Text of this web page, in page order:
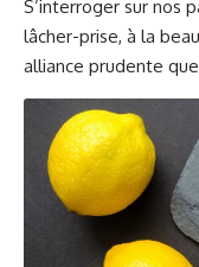
S’interroger sur nos
lâcher-prise, à la
alliance prudente